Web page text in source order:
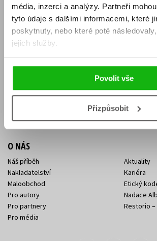
média, inzerci a analýzy. Partneři
tyto údaje s dalšími informacemi, které
poskytnuty, nebo které poté
jejich služby.
Povolit vše
Přizpůsobit
Aktuality
Naši autoři
Obchodní podmínky
Jak nakoupit
Knižní
Dárkové
Affiliate
KONTAKTY
Sídlo společnosti
Kontakty
O NÁS
Náš příběh
Nakladatelství
Maloobchod
Pro autory
Pro partnery
Pro média
Aktuality
Kariéra
Etický
Nadace
Restorio